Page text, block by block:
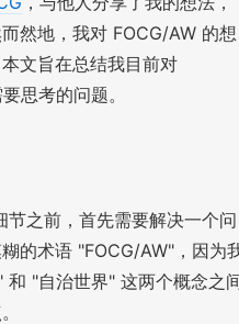
然地，我对 FOCG/AW 的想
文旨在总结我目前对
思考的问题。
之前，首先需要解决一个问
的术语 "FOCG/AW"，因为
"自治世界" 这两个概念之